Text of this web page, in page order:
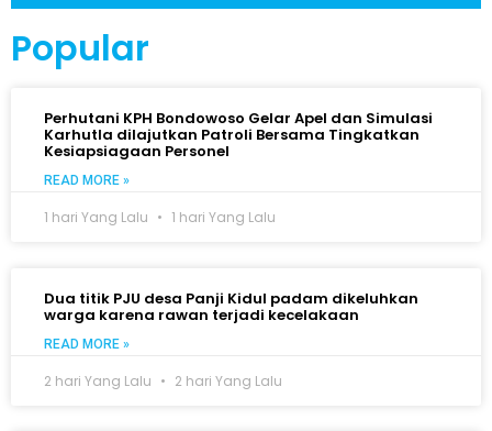
Popular
Perhutani KPH Bondowoso Gelar Apel dan Simulasi
Karhutla dilajutkan Patroli Bersama Tingkatkan
Kesiapsiagaan Personel
READ MORE »
1 hari Yang Lalu 1 hari Yang Lalu
Dua titik PJU desa Panji Kidul padam dikeluhkan
warga karena rawan terjadi kecelakaan
READ MORE »
2 hari Yang Lalu 2 hari Yang Lalu